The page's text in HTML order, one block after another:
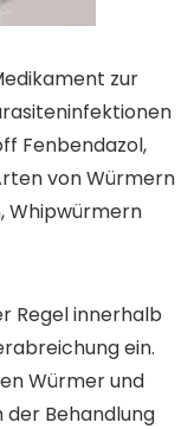
zur
Fenbendazol,
von Würmern
Whipwürmern
Regel innerhalb
ein.
Würmer und
der Behandlung